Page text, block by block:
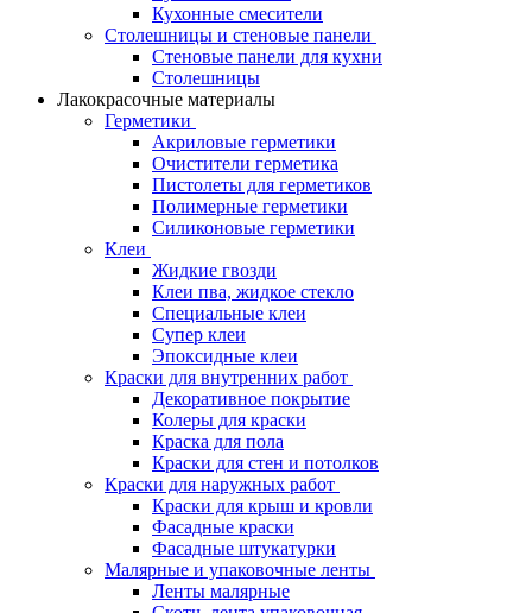
Кухонные смесители
Столешницы и стеновые панели
Стеновые панели для кухни
Столешницы
Лакокрасочные материалы
Герметики
Акриловые герметики
Очистители герметика
Пистолеты для герметиков
Полимерные герметики
Силиконовые герметики
Клеи
Жидкие гвозди
Клеи пва, жидкое стекло
Специальные клеи
Супер клеи
Эпоксидные клеи
Краски для внутренних работ
Декоративное покрытие
Колеры для краски
Краска для пола
Краски для стен и потолков
Краски для наружных работ
Краски для крыш и кровли
Фасадные краски
Фасадные штукатурки
Малярные и упаковочные ленты
Ленты малярные